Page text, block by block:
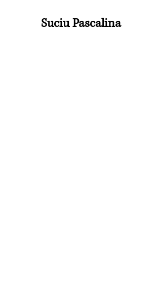
Suciu Pascalina